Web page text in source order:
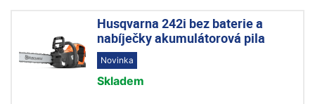
Husqvarna 242i bez baterie a
nabíječky akumulátorová pila
Novinka
Skladem